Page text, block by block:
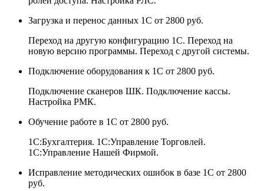
Загрузка и перенос данных 1С от 2800 руб.
Переход на другую конфигурацию 1С. Переход на
новую версию программы. Переход с другой системы.
Подключение оборудования к 1С от 2800 руб.
Подключение сканеров ШК. Подключение кассы.
Настройка РМК.
Обучение работе в 1С от 2800 руб.
1С:Бухгалтерия. 1С:Управление Торговлей.
1С:Управление Нашей Фирмой.
Исправление методических ошибок в базе 1С от 2800
руб.